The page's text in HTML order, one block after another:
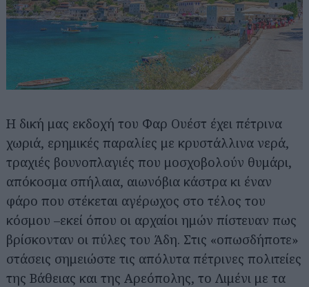
Η δική μας εκδοχή του Φαρ Ουέστ έχει πέτρινα
χωριά, ερημικές παραλίες με κρυστάλλινα νερά,
τραχιές βουνοπλαγιές που μοσχοβολούν θυμάρι,
απόκοσμα σπήλαια, αιωνόβια κάστρα κι έναν
φάρο που στέκεται αγέρωχος στο τέλος του
κόσμου –εκεί όπου οι αρχαίοι ημών πίστευαν πως
βρίσκονταν οι πύλες του Άδη. Στις «οπωσδήποτε»
στάσεις σημειώστε τις απόλυτα πέτρινες πολιτείες
της Βάθειας και της Αρεόπολης, το Λιμένι με τα